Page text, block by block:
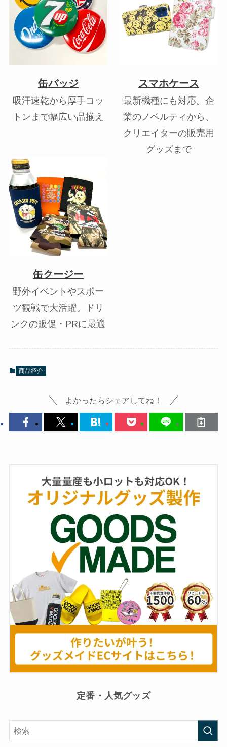
缶バッジ
吸汗速乾から厚手コッ
トンまで幅広い品揃え
スマホケース
最新機種にも対応。企
業のノベルティから、
クリエイターの販売用
グッズまで
缶クージー
野外イベントやスポー
ツ観戦で大活躍。ドリ
ンクの販促・PRに最適
商品紹介
よかったらシェアしてね！
定番・人気グッズ